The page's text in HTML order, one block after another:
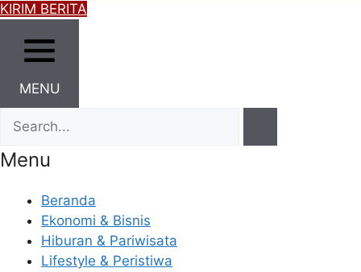
KIRIM BERITA
MENU
Menu
Beranda
Ekonomi & Bisnis
Hiburan & Pariwisata
Lifestyle & Peristiwa